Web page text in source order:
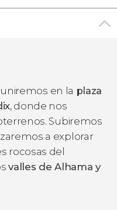
en la plaza
, donde nos
Subiremos
a explorar
rocosas del
valles de Alhama y